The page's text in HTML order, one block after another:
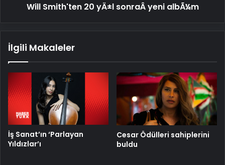
Will Smith'ten 20 yÄ±l sonraÂ yeni albÃ¼m
İlgili Makaleler
İş Sanat’ın ‘Parlayan
Yıldızlar’ı
Cesar Ödülleri sahiplerini
buldu